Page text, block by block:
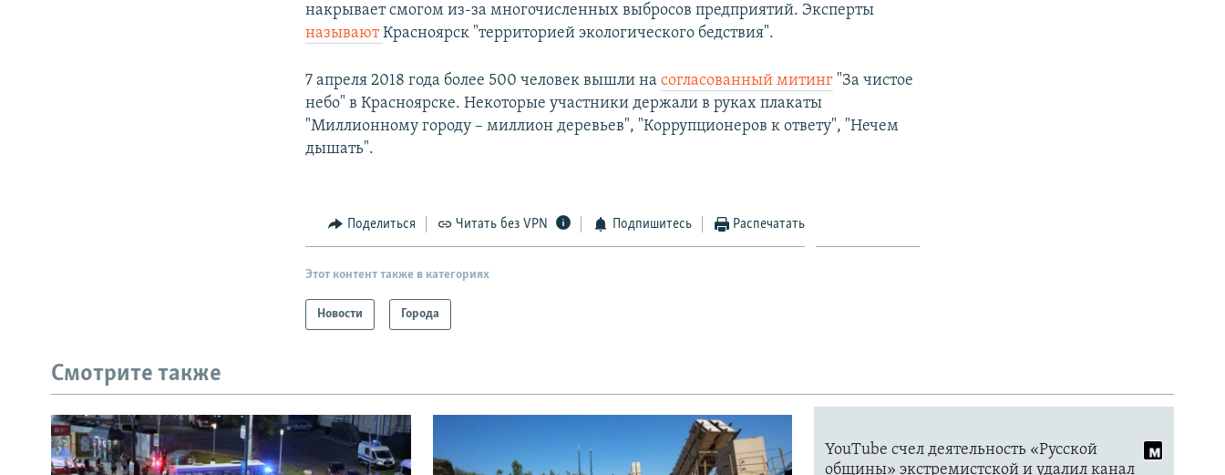
накрывает смогом из-за многочисленных выбросов предприятий. Эксперты
называютКрасноярск "территорией экологического бедствия".
7 апреля 2018 года более 500 человек вышли насогласованный митинг "За чистое
небо" в Красноярске. Некоторые участники держали в руках плакаты
"Миллионному городу – миллион деревьев", "Коррупционеров к ответу", "Нечем
дышать".
Поделиться Читать без VPN Подпишитесь Распечатать
Этот контент также в категориях
Новости Города
Смотрите также